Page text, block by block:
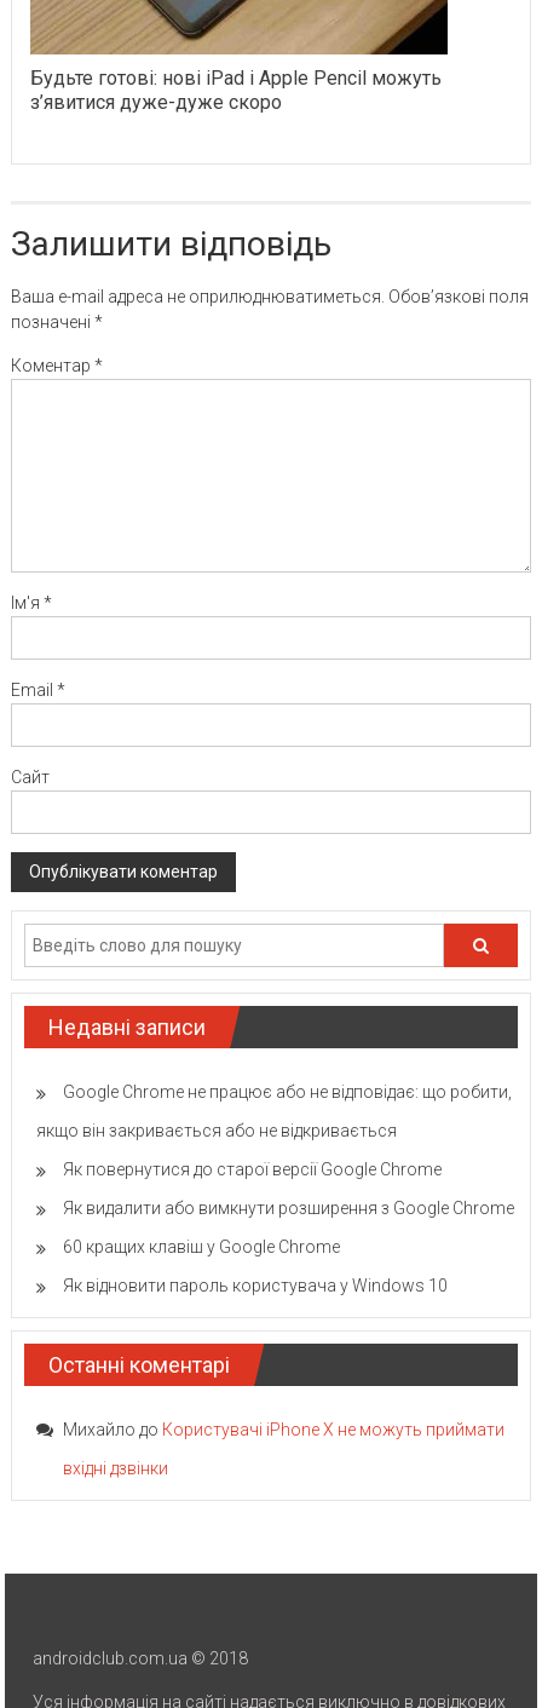
Будьте готові: нові iPad і Apple Pencil можуть
з’явитися дуже-дуже скоро
Залишити відповідь
Ваша e-mail адреса не оприлюднюватиметься. Обов’язкові поля
позначені *
Коментар *
Ім'я *
Email *
Сайт
Недавні записи
Google Chrome не працює або не відповідає: що робити,
якщо він закривається або не відкривається
Як повернутися до старої версії Google Chrome
Як видалити або вимкнути розширення з Google Chrome
60 кращих клавіш у Google Chrome
Як відновити пароль користувача у Windows 10
Останні коментарі
Михайло до Користувачі iPhone X не можуть приймати
вхідні дзвінки
androidclub.com.ua © 2018
Уся інформація на сайті надається виключно в довідкових